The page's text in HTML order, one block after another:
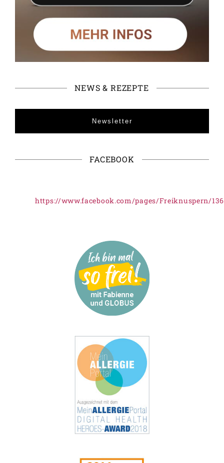
NEWS & REZEPTE
Newsletter
FACEBOOK
https://www.facebook.com/pages/Freiknuspern/